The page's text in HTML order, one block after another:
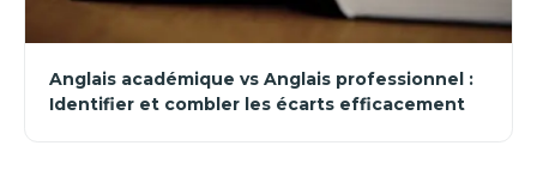
Anglais académique vs Anglais professionnel :
Identifier et combler les écarts efficacement